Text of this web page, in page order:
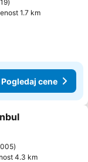
1.7 km
Pogledaj cene
4.3 km